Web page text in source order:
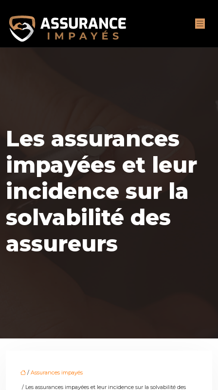
Les assurances
impayées et leur
incidence sur la
solvabilité des
assureurs
/ Assurances impayés
/ Les assurances impayées et leur incidence sur la solvabilité des